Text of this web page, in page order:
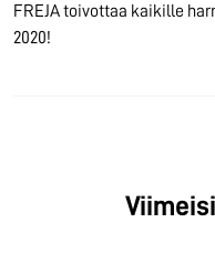
FREJA toivottaa kaikille
2020!